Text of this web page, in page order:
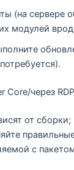
(на сервере
модулей
Core/через
от
с